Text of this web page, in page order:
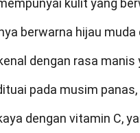
kulit yang
berwarna hijau
dengan rasa
pada musim
dengan vitamin C,